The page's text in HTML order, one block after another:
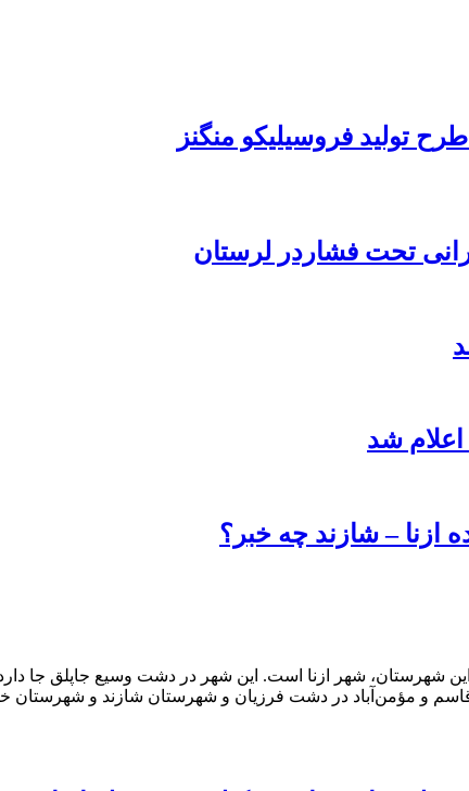
شد
ازنا – شازند چه خبر؟
شهرستان، شهر ازنا است. این شهر در دشت وسیع جاپلق جا
و مؤمن‌آباد در دشت فرزیان و شهرستان شازند و شهرستان